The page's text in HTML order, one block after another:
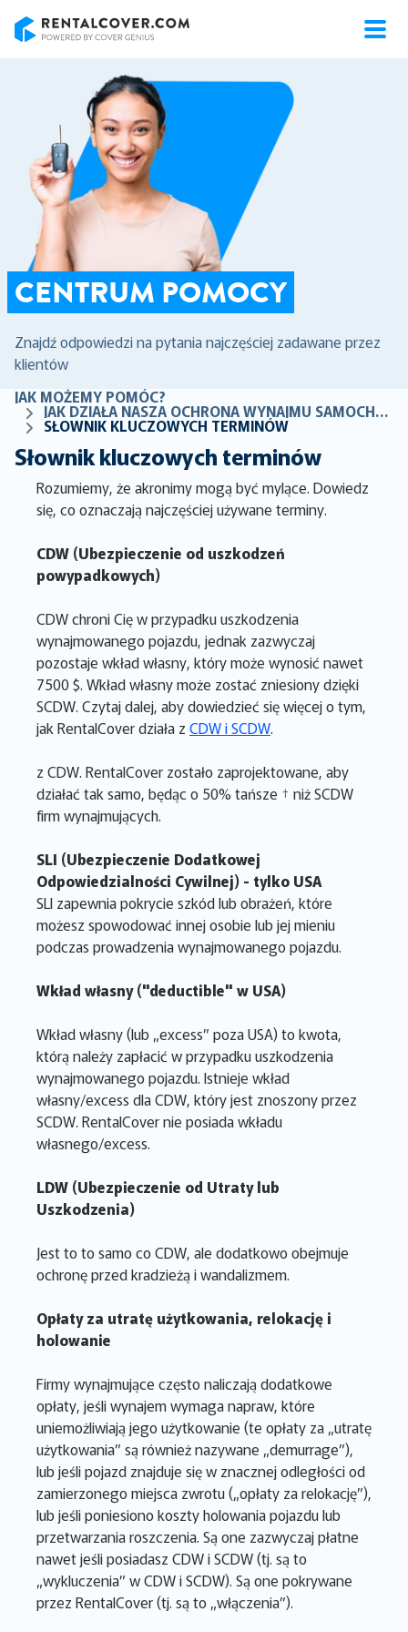
CENTRUM POMOCY
Znajdź odpowiedzi na pytania najczęściej zadawane przez
klientów
JAK MOŻEMY POMÓC?
JAK DZIAŁA NASZA OCHRONA WYNAJMU SAMOCHODÓW
SŁOWNIK KLUCZOWYCH TERMINÓW
Słownik kluczowych terminów
Rozumiemy, że akronimy mogą być mylące. Dowiedz
się, co oznaczają najczęściej używane terminy.
CDW (Ubezpieczenie od uszkodzeń
powypadkowych)
CDW chroni Cię w przypadku uszkodzenia
wynajmowanego pojazdu, jednak zazwyczaj
pozostaje wkład własny, który może wynosić nawet
7500 $. Wkład własny może zostać zniesiony dzięki
SCDW. Czytaj dalej, aby dowiedzieć się więcej o tym,
jak RentalCover działa z CDW i SCDW.
z CDW. RentalCover zostało zaprojektowane, aby
działać tak samo, będąc o 50% tańsze † niż SCDW
firm wynajmujących.
SLI (Ubezpieczenie Dodatkowej
Odpowiedzialności Cywilnej) - tylko USA
SLI zapewnia pokrycie szkód lub obrażeń, które
możesz spowodować innej osobie lub jej mieniu
podczas prowadzenia wynajmowanego pojazdu.
Wkład własny ("deductible" w USA)​
Wkład własny (lub „excess” poza USA) to kwota,
którą należy zapłacić w przypadku uszkodzenia
wynajmowanego pojazdu. Istnieje wkład
własny/excess dla CDW, który jest znoszony przez
SCDW. RentalCover nie posiada wkładu
własnego/excess.
LDW (Ubezpieczenie od Utraty lub
Uszkodzenia)
Jest to to samo co CDW, ale dodatkowo obejmuje
ochronę przed kradzieżą i wandalizmem.
Opłaty za utratę użytkowania, relokację i
holowanie
Firmy wynajmujące często naliczają dodatkowe
opłaty, jeśli wynajem wymaga napraw, które
uniemożliwiają jego użytkowanie (te opłaty za „utratę
użytkowania” są również nazywane „demurrage”),
lub jeśli pojazd znajduje się w znacznej odległości od
zamierzonego miejsca zwrotu („opłaty za relokację”),
lub jeśli poniesiono koszty holowania pojazdu lub
przetwarzania roszczenia. Są one zazwyczaj płatne
nawet jeśli posiadasz CDW i SCDW (tj. są to
„wykluczenia” w CDW i SCDW). Są one pokrywane
przez RentalCover (tj. są to „włączenia”).